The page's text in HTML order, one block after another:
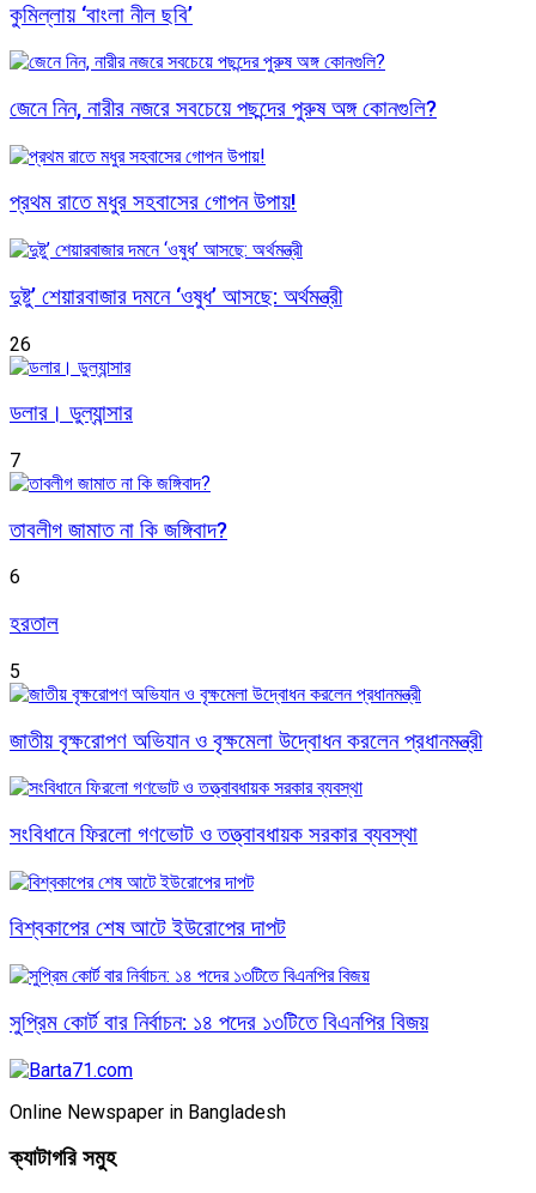
কুমিল্লায় ‘বাংলা নীল ছবি’
জেনে নিন, নারীর নজরে সবচেয়ে পছন্দের পুরুষ অঙ্গ কোনগুলি?
প্রথম রাতে মধুর সহবাসের গোপন উপায়!
দুষ্টু’ শেয়ারবাজার দমনে ‘ওষুধ’ আসছে: অর্থমন্ত্রী
26
ডলার। ডুল্যান্সার
7
তাবলীগ জামাত না কি জঙ্গিবাদ?
6
হরতাল
5
জাতীয় বৃক্ষরোপণ অভিযান ও বৃক্ষমেলা উদ্বোধন করলেন প্রধানমন্ত্রী
সংবিধানে ফিরলো গণভোট ও তত্ত্বাবধায়ক সরকার ব্যবস্থা
বিশ্বকাপের শেষ আটে ইউরোপের দাপট
সুপ্রিম কোর্ট বার নির্বাচন: ১৪ পদের ১৩টিতে বিএনপির বিজয়
Online Newspaper in Bangladesh
ক্যাটাগরি সমুহ